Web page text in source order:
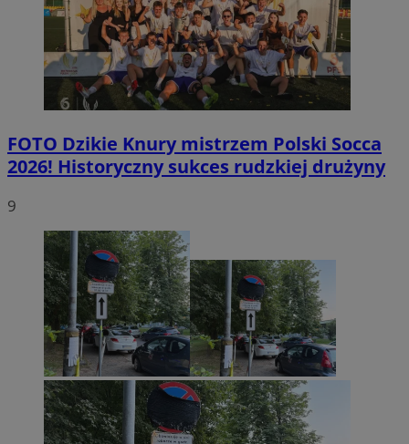
FOTO Dzikie Knury mistrzem Polski Socca
2026! Historyczny sukces rudzkiej drużyny
9